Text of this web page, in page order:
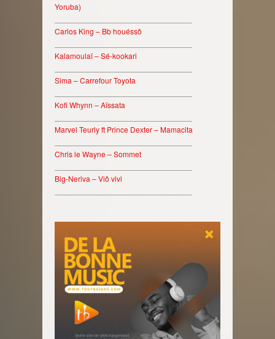
Yoruba)
Carlos King – Bb houéssô
Kalamoulaï – Sé-kookari
Sima – Carrefour Toyota
Kofi Whynn – Aïssata
Marvel Teurly ft Prince Dexter – Mamacita
Chris le Wayne – Sommet
Big-Neriva – Viô vivi